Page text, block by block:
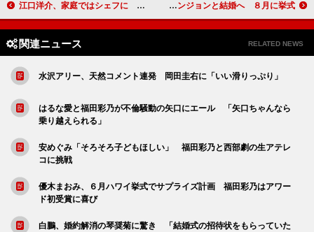
江口洋介、家庭ではシェフに 「家族に料理を振る舞うこともあります」 イ・ビョンホンが女優イ・ミンジョンと結婚へ ８月に挙式
関連ニュース RELATED NEWS
水沢アリー、天然コメント連発 岡田圭右に「いい滑りっぷり」
はるな愛と福田彩乃が不倫騒動の矢口にエール 「矢口ちゃんなら
乗り越えられる」
安めぐみ「そろそろ子どもほしい」 福田彩乃と西部劇の生アテレ
コに挑戦
優木まおみ、６月ハワイ挙式でサプライズ計画 福田彩乃はアワー
ド初受賞に喜び
白鵬、婚約解消の琴奨菊に驚き 「結婚式の招待状をもらっていた